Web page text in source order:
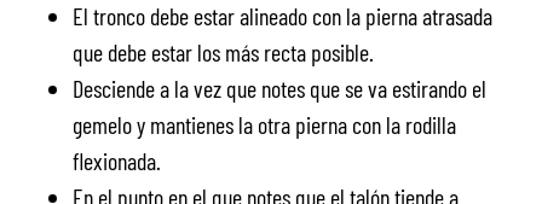
El tronco debe estar alineado con la pierna atrasada
que debe estar los más recta posible.
Desciende a la vez que notes que se va estirando el
gemelo y mantienes la otra pierna con la rodilla
flexionada.
En el punto en el que notes que el talón tiende a